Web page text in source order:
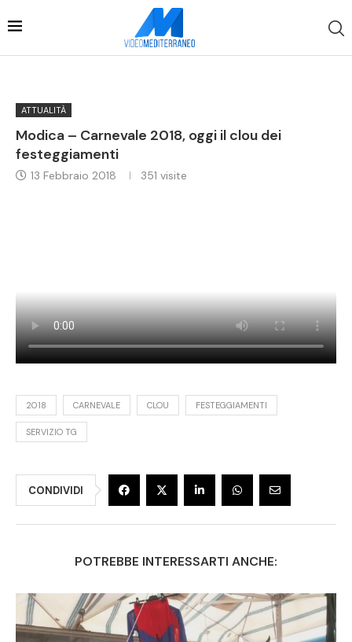
ATTUALITÀ
Modica – Carnevale 2018, oggi il clou dei
festeggiamenti
13 Febbraio 2018 351 visite
2018 CARNEVALE CLOU FESTEGGIAMENTI
SERVIZIO TG
CONDIVIDI
POTREBBE INTERESSARTI ANCHE: